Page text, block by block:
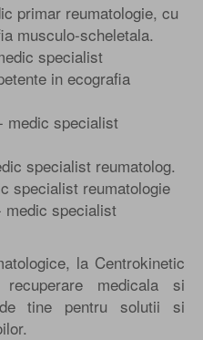
primar reumatologie, cu
musculo-scheletala.
specialist
in ecografia
- medic specialist
specialist reumatolog.
specialist reumatologie
medic specialist
la Centrokinetic
medicala si
tine pentru solutii si